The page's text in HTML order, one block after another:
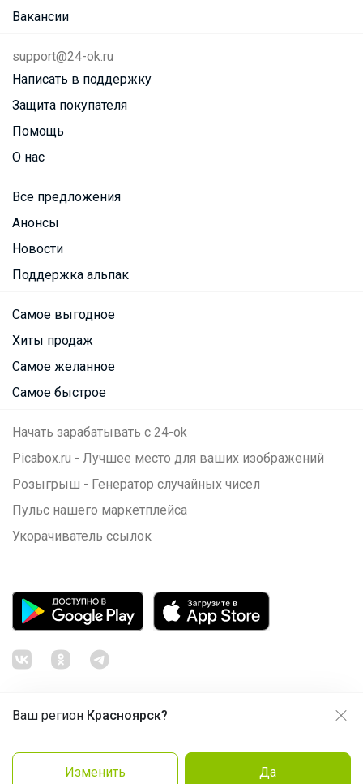
Ваш регион Красноярск?
Изменить Да
Вакансии
support@24-ok.ru
Написать в поддержку
Защита покупателя
Помощь
О нас
Все предложения
Анонсы
Новости
Поддержка альпак
Самое выгодное
Хиты продаж
Самое желанное
Самое быстрое
Начать зарабатывать с 24-ok
Picabox.ru - Лучшее место для ваших изображений
Розыгрыш - Генератор случайных чисел
Пульс нашего маркетплейса
Укорачиватель ссылок
Политика конфиденциальности
Cоглашение пользователя
Продолжая использовать этот сайт и нажимая кнопку